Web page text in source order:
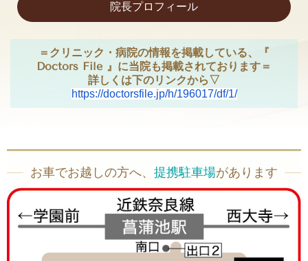
院長プロフィール
＝クリニック・病院の情報を掲載している、『
Doctors File 』に当院も掲載されております＝
詳しくは下のリンクから▽
https://doctorsfile.jp/h/196017/df/1/
お車でお越しの方へ、 提携駐車場があります